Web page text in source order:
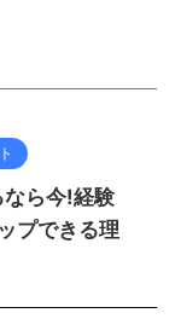
なら今!経験
プできる理